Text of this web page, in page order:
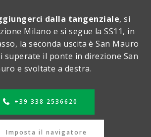
dalla tangenziale, si
Milano e si segue la SS11, in
la seconda uscita è San Mauro
superate il ponte in direzione San
e svoltate a destra.
+39 338 2536620
Imposta il navigatore